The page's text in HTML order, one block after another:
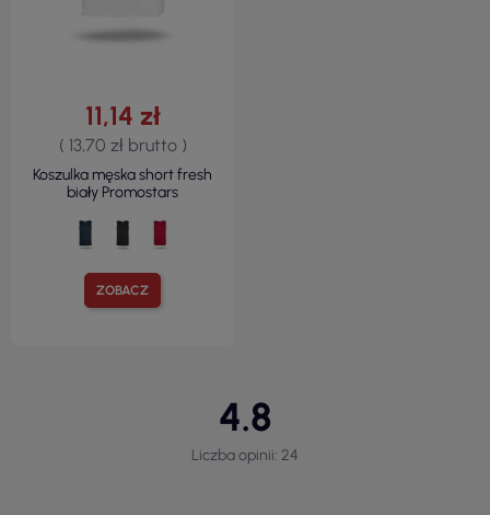
ZOBACZ
11,14 zł
( 13,70 zł brutto )
Koszulka męska short fresh
biały Promostars
4.8
Liczba opinii: 24